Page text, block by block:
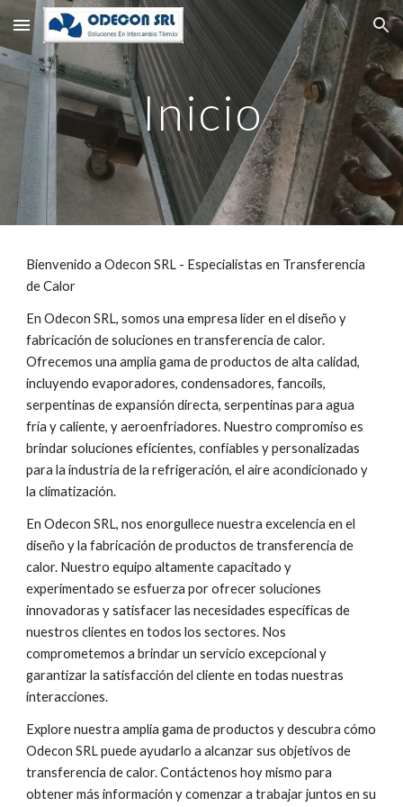
Skip to main content Skip to navigation
Inicio
Bienvenido a Odecon SRL - Especialistas en Transferencia
de Calor
En Odecon SRL, somos una empresa líder en el diseño y
fabricación de soluciones en transferencia de calor.
Ofrecemos una amplia gama de productos de alta calidad,
incluyendo evaporadores, condensadores, fancoils,
serpentinas de expansión directa, serpentinas para agua
fría y caliente, y aeroenfriadores. Nuestro compromiso es
brindar soluciones eficientes, confiables y personalizadas
para la industria de la refrigeración, el aire acondicionado y
la climatización.
En Odecon SRL, nos enorgullece nuestra excelencia en el
diseño y la fabricación de productos de transferencia de
calor. Nuestro equipo altamente capacitado y
experimentado se esfuerza por ofrecer soluciones
innovadoras y satisfacer las necesidades específicas de
nuestros clientes en todos los sectores. Nos
comprometemos a brindar un servicio excepcional y
garantizar la satisfacción del cliente en todas nuestras
interacciones.
Explore nuestra amplia gama de productos y descubra cómo
Odecon SRL puede ayudarlo a alcanzar sus objetivos de
transferencia de calor. Contáctenos hoy mismo para
obtener más información y comenzar a trabajar juntos en su